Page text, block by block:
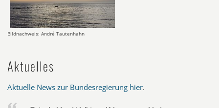
Bildnachweis: André Tautenhahn
Aktuelles
Aktuelle News zur Bundesregierung hier.